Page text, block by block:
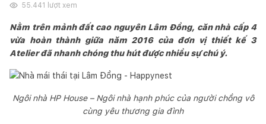
55.441 lượt xem
Nằm trên mảnh đất cao nguyên Lâm Đồng, căn nhà cấp 4
vừa hoàn thành giữa năm 2016 của đơn vị thiết kế 3
Atelier đã nhanh chóng thu hút được nhiều sự chú ý.
Ngôi nhà HP House – Ngôi nhà hạnh phúc của người chồng vô
cùng yêu thương gia đình